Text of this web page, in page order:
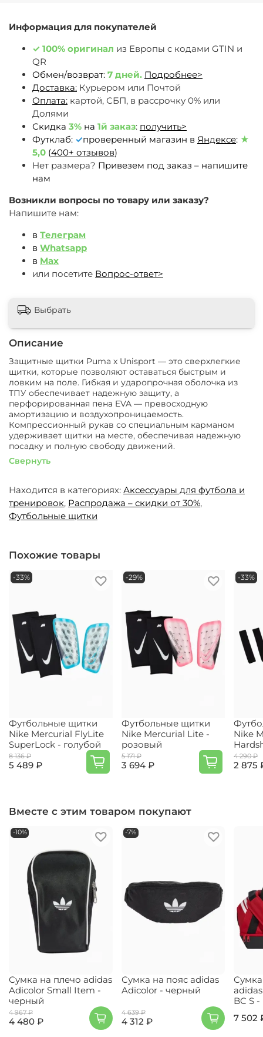
Информация для покупателей
✓ 100% оригинал из Европы c кодами GTIN и
QR
Обмен/возврат: 7 дней. Подробнее>
Доставка: Курьером или Почтой
Оплата: картой, СБП, в рассрочку 0% или
Долями
Скидка 3% на 1й заказ: получить>
Футклаб: ✓проверенный магазин в Яндексе: ★
5,0 (400+ отзывов)
Нет размера? Привезем под заказ – напишите
нам
Возникли вопросы по товару или заказу?
Напишите нам:
в Телеграм
в Whatsapp
в Max
или посетите Вопрос-ответ>
Описание
Защитные щитки Puma x Unisport — это сверхлегкие
щитки, которые позволяют оставаться быстрым и
ловким на поле. Гибкая и ударопрочная оболочка из
ТПУ обеспечивает надежную защиту, а
перфорированная пена EVA — превосходную
амортизацию и воздухопроницаемость.
Компрессионный рукав со специальным карманом
удерживает щитки на месте, обеспечивая надежную
посадку и полную свободу движений.
Свернуть
Находится в категориях: Аксессуары для футбола и
тренировок, Распродажа – скидки от 30%,
Футбольные щитки
Выбрать
Похожие товары
-33%
Футбольные щитки
Nike Mercurial FlyLite
SuperLock - голубой
8 136 ₽
5 489 ₽
-29%
Футбольные щитки
Nike Mercurial Lite -
розовый
5 171 ₽
3 694 ₽
-33%
Nike
4 290 ₽
2 875
Вместе с этим товаром покупают
-10%
Сумка на плечо adidas
Adicolor Small Item -
черный
4 967 ₽
4 480 ₽
-7%
Сумка на пояс adidas
Adicolor - черный
4 639 ₽
4 312 ₽
BC S
7 502